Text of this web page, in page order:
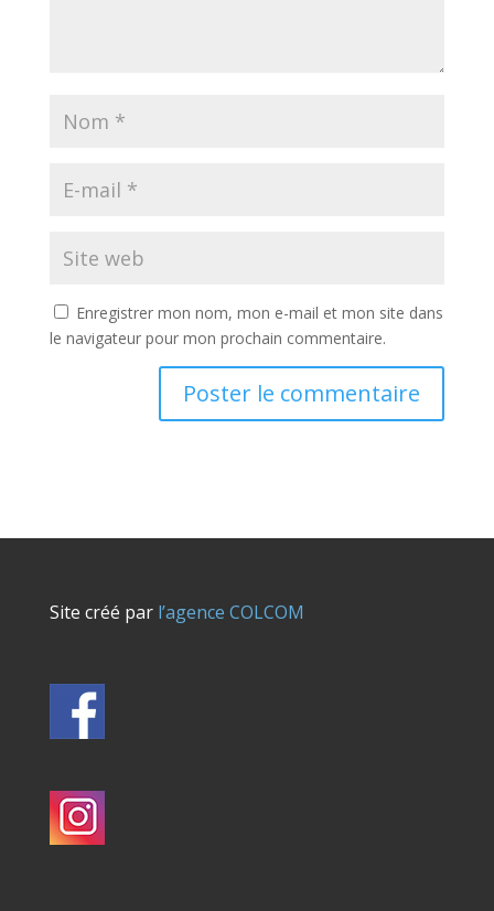
Enregistrer mon nom, mon e-mail et mon site dans
le navigateur pour mon prochain commentaire.
Site créé parl’agence COLCOM